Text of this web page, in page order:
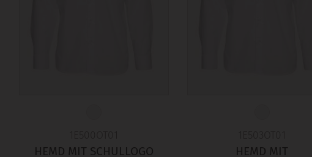
HEMD MIT SCHULLOGO
HEMD MIT